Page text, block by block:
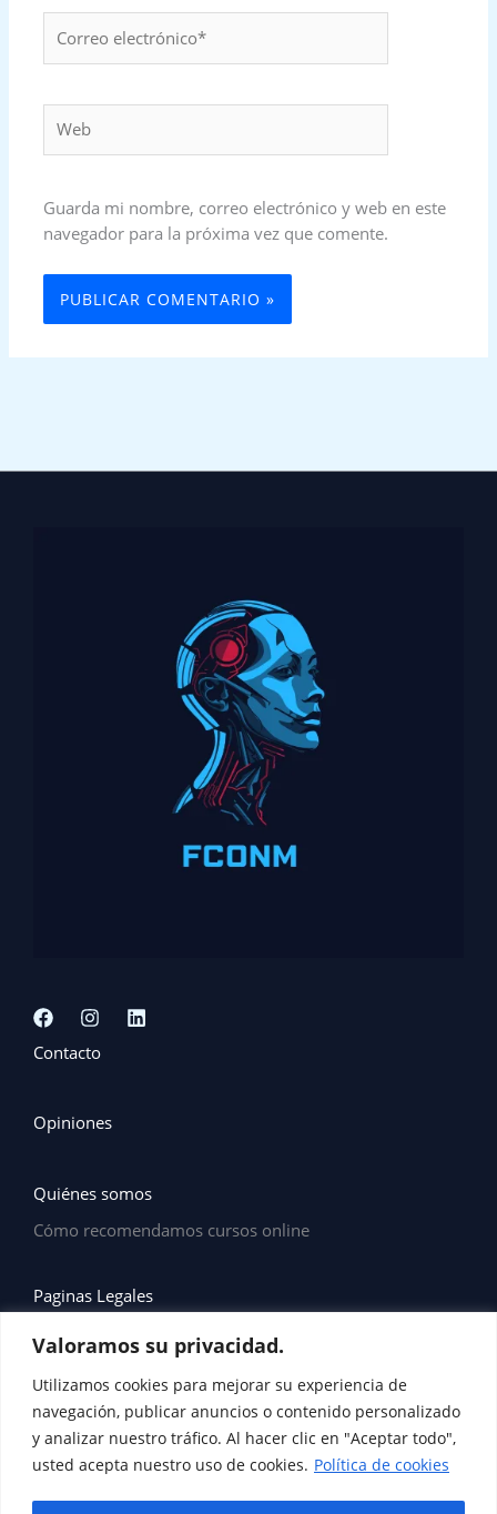
Valoramos su privacidad.
Utilizamos cookies para mejorar su experiencia de
navegación, publicar anuncios o contenido personalizado
y analizar nuestro tráfico. Al hacer clic en "Aceptar todo",
usted acepta nuestro uso de cookies. Política de cookies
electrónico*
Guarda mi nombre, correo electrónico y web en este
navegador para la próxima vez que comente.
Contacto
Opiniones
Quiénes somos
Cómo recomendamos cursos online
Paginas Legales
Política de Cookies
Aviso Legal